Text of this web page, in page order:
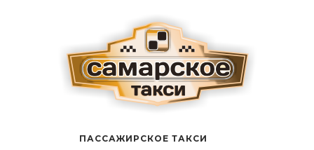
ПАССАЖИРСКОЕ ТАКСИ